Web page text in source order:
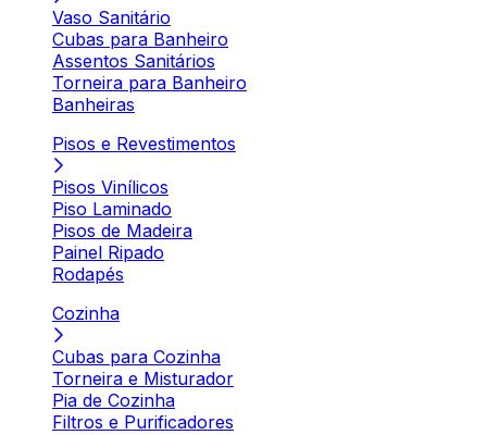
Vaso Sanitário
Cubas para Banheiro
Assentos Sanitários
Torneira para Banheiro
Banheiras
Pisos e Revestimentos
Pisos Vinílicos
Piso Laminado
Pisos de Madeira
Painel Ripado
Rodapés
Cozinha
Cubas para Cozinha
Torneira e Misturador
Pia de Cozinha
Filtros e Purificadores